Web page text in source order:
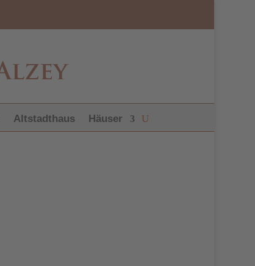
Altstadthaus Häuser